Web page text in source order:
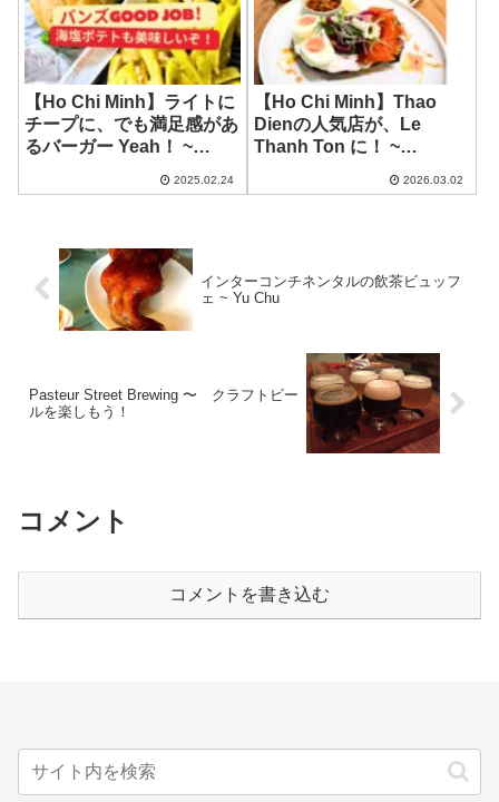
【Ho Chi Minh】ライトに
チープに、でも満足感があ
るバーガー Yeah！ ~
2025.02.24
【Ho Chi Minh】Thao
Dienの人気店が、Le
Thanh Ton に！ ~
2026.03.02
インターコンチネンタルの飲茶ビュッフ
ェ ~ Yu Chu
Pasteur Street Brewing 〜 クラフトビー
ルを楽しもう！
コメント
コメントを書き込む